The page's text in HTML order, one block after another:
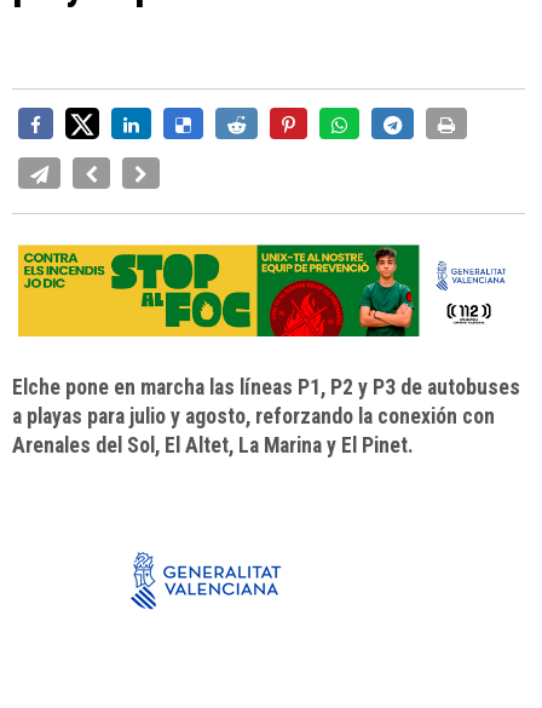
Elche pone en marcha las líneas P1, P2 y P3 de autobuses
a playas para julio y agosto, reforzando la conexión con
Arenales del Sol, El Altet, La Marina y El Pinet.